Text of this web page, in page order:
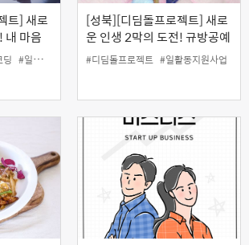
트] 새로
내 마음
(앱 인
딩 #일활동지원사업
[성북][디딤돌프로젝트] 새로
운 인생 2막의 도전! 규방공예
자격증 과정
#디딤돌프로젝트 #일활동지원사업